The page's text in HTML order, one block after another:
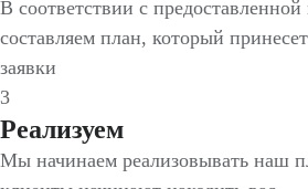
В соответствии с
составляем план, который
заявки
3
Реализуем
Мы начинаем реализовывать наш